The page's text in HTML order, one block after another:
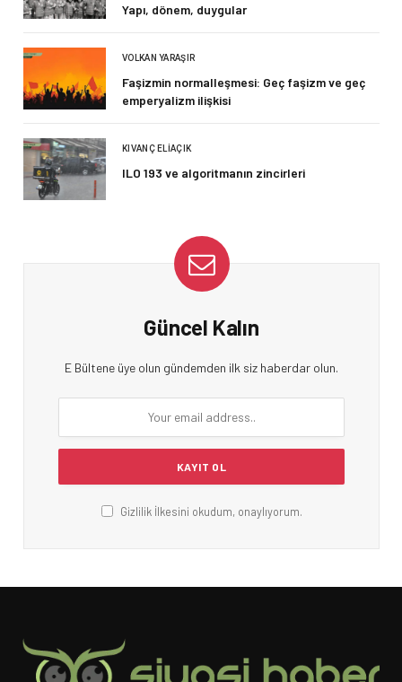
Yapı, dönem, duygular
VOLKAN YARAŞIR
Faşizmin normalleşmesi: Geç faşizm ve geç
emperyalizm ilişkisi
KIVANÇ ELIAÇIK
ILO 193 ve algoritmanın zincirleri
Güncel Kalın
E Bültene üye olun gündemden ilk siz haberdar olun.
Gizlilik İlkesini okudum, onaylıyorum.